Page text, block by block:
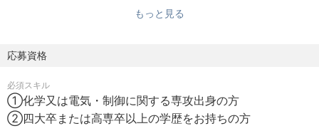
②技術マーケティング活動として国内外カンファレンスお
参加とガラスクロス開発計画へのフィードバック。
■募集背景概要
標準業務時間：08:20～16:45
フレックス有無：有
裁量労働制の適用：無
残業有無：有
もっと見る
応募資格
必須スキル
①化学又は電気・制御に関する専攻出身の方
②四大卒または高専卒以上の学歴をお持ちの方